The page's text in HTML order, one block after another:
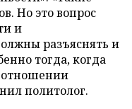
Но это вопрос
и
разъяснять и
тогда, когда
отношении
политолог.